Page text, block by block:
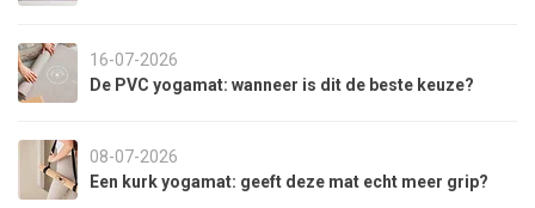
16-07-2026
De PVC yogamat: wanneer is dit de beste keuze?
08-07-2026
Een kurk yogamat: geeft deze mat echt meer grip?